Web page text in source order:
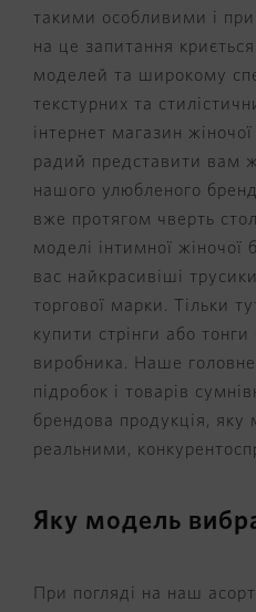
такими особливими і
на це запитання
моделей та широкому
текстурних та
інтернет магазин
радий представити вам
нашого улюбленого
вже протягом чверть
моделі інтимної
вас найкрасивіші
торгової марки. Тільки
купити стрінги або тонги
виробника. Наше
підробок і товарів
брендова продукція, яку
реальними,
Яку модель
При погляді на наш